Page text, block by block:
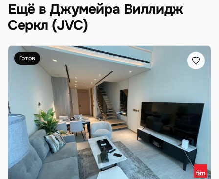
Ещё в Джумейра Виллидж
Серкл (JVC)
Готов